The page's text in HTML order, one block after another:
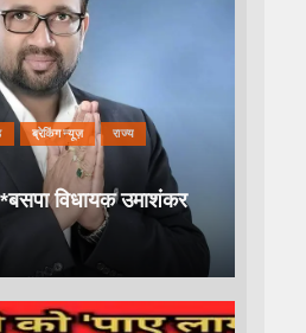
ब्रेकिंग न्यूज़ राज्य
विधायक उमाशंकर